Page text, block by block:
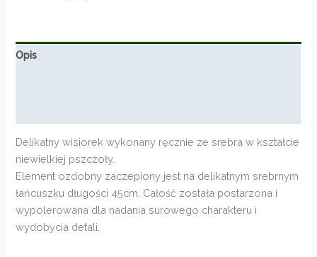
Opis
Delikatny wisiorek wykonany ręcznie ze srebra w kształcie
niewielkiej pszczoły.
Element ozdobny zaczepiony jest na delikatnym srebrnym
łańcuszku długości 45cm. Całość została postarzona i
wypolerowana dla nadania surowego charakteru i
wydobycia detali.